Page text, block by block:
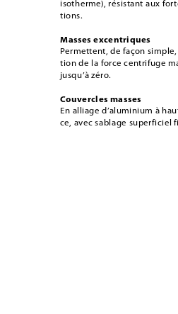
isotherme), résistant aux
tions.
Masses excentriques
Permettent, de façon
tion de la force centrifuge
jusqu’à zéro.
Couvercles masses
En alliage d’aluminium à
ce, avec sablage superficiel